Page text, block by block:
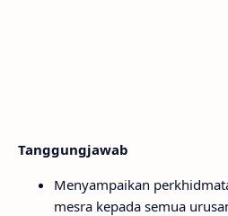
Tanggungjawab
Menyampaikan
mesra kepada semua